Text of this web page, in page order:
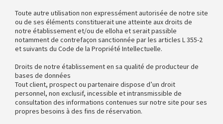
Toute autre utilisation non expressément autorisée de notre site
ou de ses éléments constituerait une atteinte aux droits de
notre établissement et/ou de elloha et serait passible
notamment de contrefaçon sanctionnée par les articles L 355-2
et suivants du Code de la Propriété Intellectuelle.
Droits de notre établissement en sa qualité de producteur de
bases de données
Tout client, prospect ou partenaire dispose d’un droit
personnel, non exclusif, incessible et intransmissible de
consultation des informations contenues sur notre site pour ses
propres besoins à des fins de réservation.